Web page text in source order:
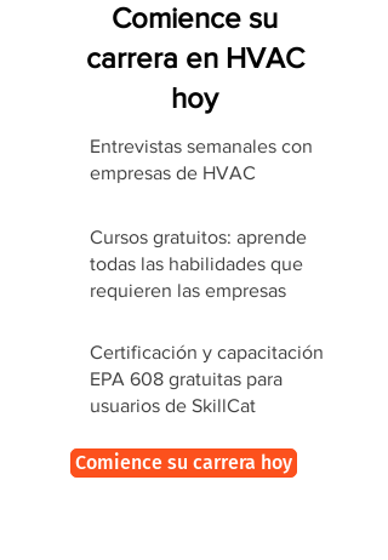
Comience su
carrera en HVAC
hoy
Entrevistas semanales con
empresas de HVAC
Cursos gratuitos: aprende
todas las habilidades que
requieren las empresas
Certificación y capacitación
EPA 608 gratuitas para
usuarios de SkillCat
Comience su carrera hoy